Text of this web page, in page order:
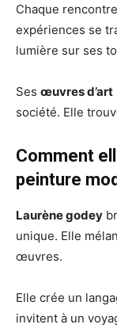
Chaque
expériences se
lumière sur ses
Ses œuvres d’art
société. Elle
Comment
peinture
Laurène godey
unique. Elle
œuvres.
Elle crée un
invitent à un